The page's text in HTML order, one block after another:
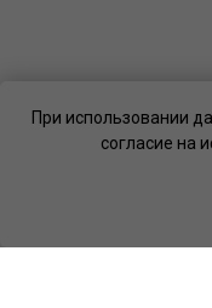
При использовании
согласие на